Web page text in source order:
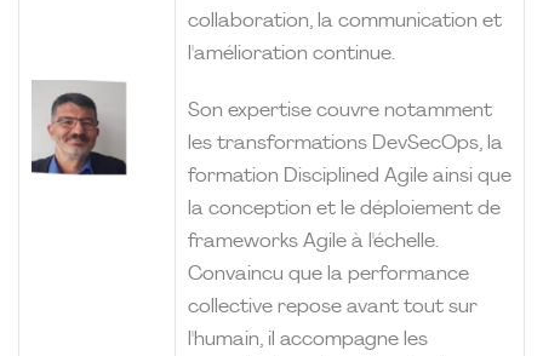
collaboration, la communication et
l'amélioration continue.
Son expertise couvre notamment
les transformations DevSecOps, la
formation Disciplined Agile ainsi que
la conception et le déploiement de
frameworks Agile à l'échelle.
Convaincu que la performance
collective repose avant tout sur
l'humain, il accompagne les